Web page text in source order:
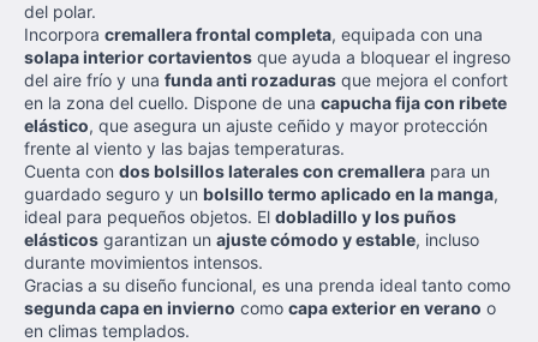
del polar.
Incorpora cremallera frontal completa, equipada con una
solapa interior cortavientos que ayuda a bloquear el ingreso
del aire frío y una funda anti rozaduras que mejora el confort
en la zona del cuello. Dispone de una capucha fija con ribete
elástico, que asegura un ajuste ceñido y mayor protección
frente al viento y las bajas temperaturas.
Cuenta con dos bolsillos laterales con cremallera para un
guardado seguro y un bolsillo termo aplicado en la manga,
ideal para pequeños objetos. El dobladillo y los puños
elásticos garantizan un ajuste cómodo y estable, incluso
durante movimientos intensos.
Gracias a su diseño funcional, es una prenda ideal tanto como
segunda capa en invierno como capa exterior en verano o
en climas templados.